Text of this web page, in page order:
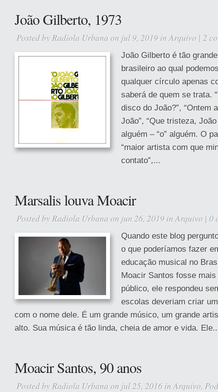
João Gilberto, 1973
Posted by Radiola Urbana on jul 9, 2019 inArquivo | 2
João Gilberto é tão
brasileiro ao qual
qualquer círculo apenas
saberá de quem se trata.
disco do João?”, “Ontem
João”, “Que tristeza,
alguém – “o” alguém. O
“maior artista com que
contato”,...
Marsalis louva Moacir
Posted by Radiola Urbana on jun 26, 2019 inArquivo | 0
Quando este blog
o que poderíamos fazer
educação musical no
Moacir Santos fosse
público, ele respondeu
escolas deveriam criar
com o nome dele. É um grande músico, um grande
alto. Sua música é tão linda, cheia de amor e vida.
Moacir Santos, 90 anos
Posted by Radiola Urbana on jul 25, 2016 inArquivo,